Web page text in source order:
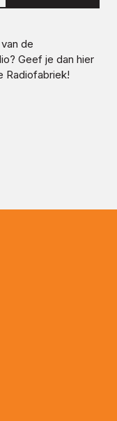
de
? Geef je dan hier
Radiofabriek!